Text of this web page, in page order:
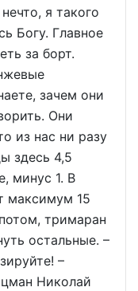
я такого
Богу. Главное
за борт.
зачем они
Они
из нас ни разу
здесь 4,5
минус 1. В
максимум 15
тримаран
остальные. –
–
Николай